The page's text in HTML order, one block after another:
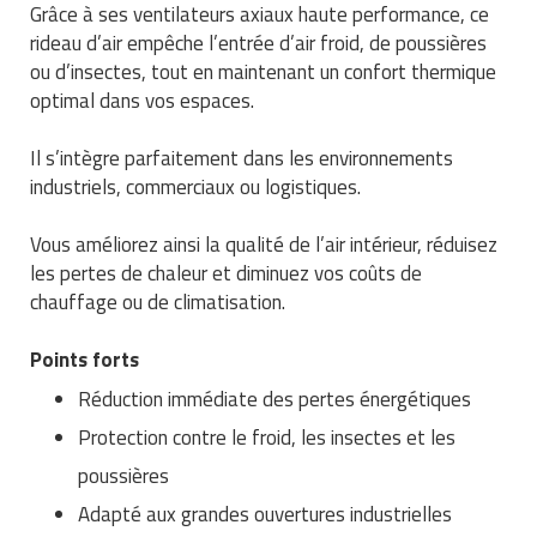
Ustensile cuisine professionnel
Vêtements personnalisés
Vitrines pour magasin
Traitement de l'air
Traitement des eaux
Transformateur électrique
Tubes et profilés
Tuyau flexible
Tuyau galvanisé
Tuyau renforcé
Ventilateurs et aération d'atelier
Tapis de bureau
Tapis et caillebotis
Traitement des surfaces
Traitement du linge
Vestiaires et casiers
Equipements de football
Equipements de karting
Equipements pour roller
Equipements pour skateboard
Equipements pour stade et terrain
Jeu gymnique
Loisirs
Matériel de fitness
Pétrin professionnel
Piano de cuisson
Pompes à sauce
Portes commandes restaurant
Présentoir pour restaurant
Réchaud professionnel
Réfrigérateur professionnel
Restauration foraine
Robinetterie professionnelle
Grâce à ses ventilateurs axiaux haute performance, ce
rideau d’air empêche l’entrée d’air froid, de poussières
ou d’insectes, tout en maintenant un confort thermique
optimal dans vos espaces.
Il s’intègre parfaitement dans les environnements
industriels, commerciaux ou logistiques.
Vous améliorez ainsi la qualité de l’air intérieur, réduisez
les pertes de chaleur et diminuez vos coûts de
chauffage ou de climatisation.
Points forts
Réduction immédiate des pertes énergétiques
Protection contre le froid, les insectes et les
poussières
Adapté aux grandes ouvertures industrielles